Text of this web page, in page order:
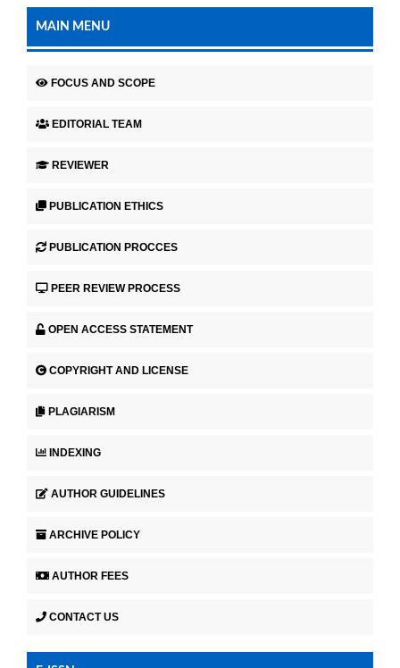
MAIN MENU
FOCUS AND SCOPE
EDITORIAL TEAM
REVIEWER
PUBLICATION ETHICS
PUBLICATION PROCCES
PEER REVIEW PROCESS
OPEN ACCESS STATEMENT
COPYRIGHT AND LICENSE
PLAGIARISM
INDEXING
AUTHOR GUIDELINES
ARCHIVE POLICY
AUTHOR FEES
CONTACT US